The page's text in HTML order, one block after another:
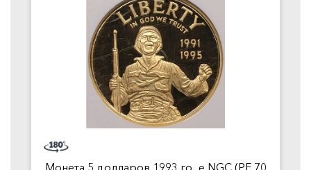
Монета 5 долларов 1993 го...е NGC (PF 70